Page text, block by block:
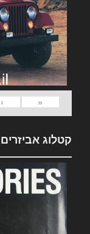
«
‹
קטלוג אביזרים Jeep 1986